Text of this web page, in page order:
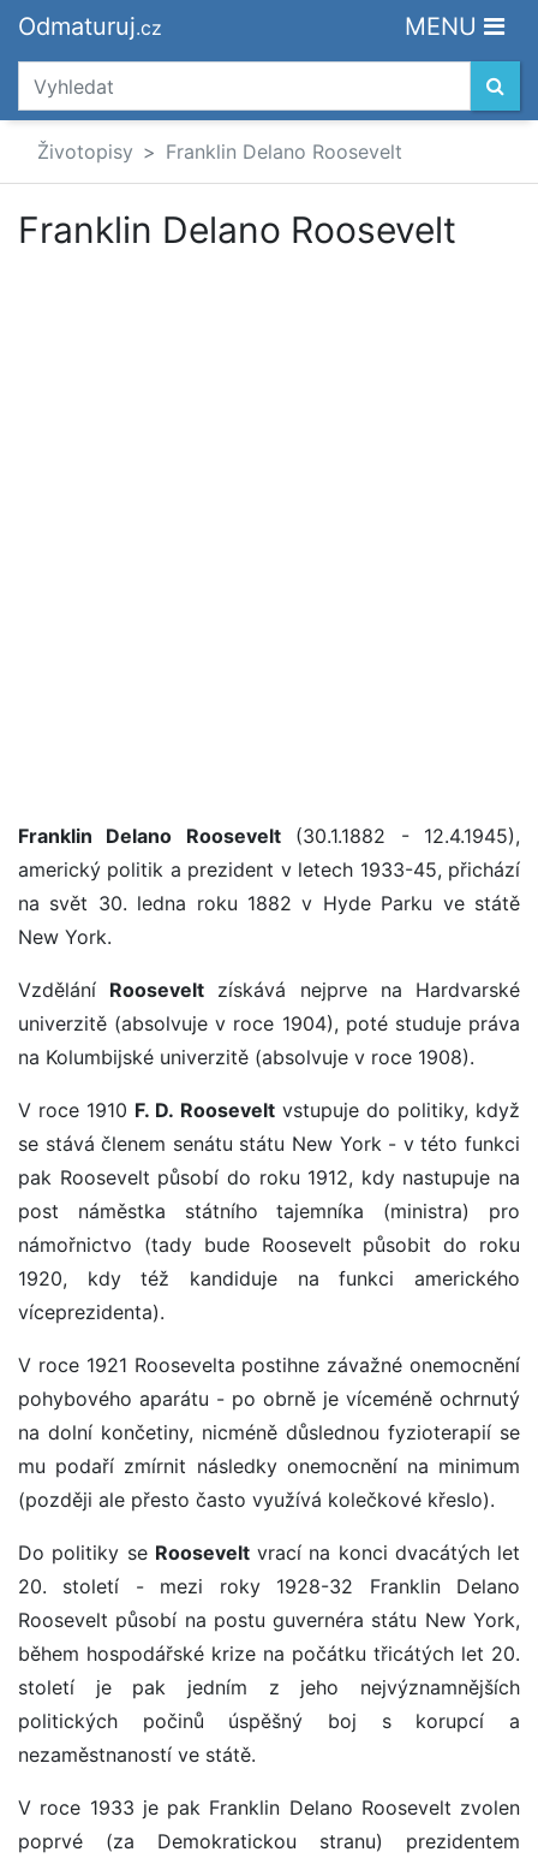
Odmaturuj.cz MENU
Životopisy Franklin Delano Roosevelt
Franklin Delano Roosevelt
Franklin Delano Roosevelt(30.1.1882 - 12.4.1945),
americký politik a prezident v letech 1933-45, přichází
na svět 30. ledna roku 1882 v Hyde Parku ve státě
New York.
Vzdělání Roosevelt získává nejprve na Hardvarské
univerzitě (absolvuje v roce 1904), poté studuje práva
na Kolumbijské univerzitě (absolvuje v roce 1908).
V roce 1910 F. D. Rooseveltvstupuje do politiky, když
se stává členem senátu státu New York - v této funkci
pak Roosevelt působí do roku 1912, kdy nastupuje na
post náměstka státního tajemníka (ministra) pro
námořnictvo (tady bude Roosevelt působit do roku
1920, kdy též kandiduje na funkci amerického
víceprezidenta).
V roce 1921 Roosevelta postihne závažné onemocnění
pohybového aparátu - po obrně je víceméně ochrnutý
na dolní končetiny, nicméně důslednou fyzioterapií se
mu podaří zmírnit následky onemocnění na minimum
(později ale přesto často využívá kolečkové křeslo).
Do politiky se Rooseveltvrací na konci dvacátých let
20. století - mezi roky 1928-32 Franklin Delano
Roosevelt působí na postu guvernéra státu New York,
během hospodářské krize na počátku třicátých let 20.
století je pak jedním z jeho nejvýznamnějších
politických počinů úspěšný boj s korupcí a
nezaměstnaností ve státě.
V roce 1933 je pak Franklin Delano Roosevelt zvolen
poprvé (za Demokratickou stranu) prezidentem